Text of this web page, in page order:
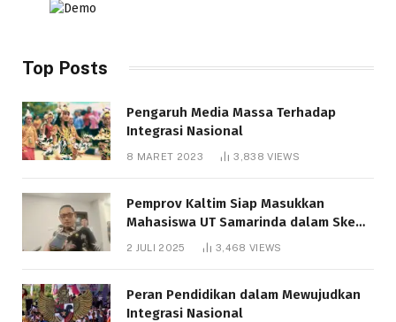
Top Posts
Pengaruh Media Massa Terhadap
Integrasi Nasional
8 MARET 2023 3,838VIEWS
Pemprov Kaltim Siap Masukkan
Mahasiswa UT Samarinda dalam Skema
Bantuan Pendidikan Gratispol
2 JULI 2025 3,468 VIEWS
Peran Pendidikan dalam Mewujudkan
Integrasi Nasional